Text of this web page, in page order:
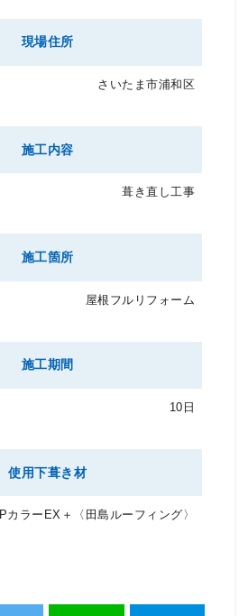
現場住所
さいたま市浦和区
施工内容
葺き直し工事
施工箇所
屋根フルリフォーム
施工期間
10日
使用下葺き材
PカラーEX＋〈田島ルーフィング〉